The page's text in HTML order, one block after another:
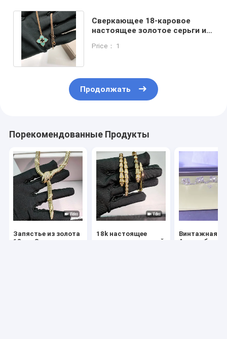
Сверкающее 18-каровое
настоящее золотое серьги и
рубином
Price： 1
Продолжать
Порекомендованные Продукты
Запястье из золота
18 кл. Звездная
18k настоящее
золото квадратный
Винтажная
Альгамбра